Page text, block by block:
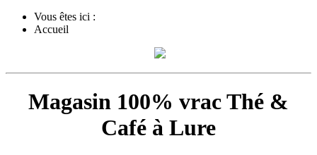
Vous êtes ici :
Accueil
Magasin 100% vrac Thé &
Café à Lure